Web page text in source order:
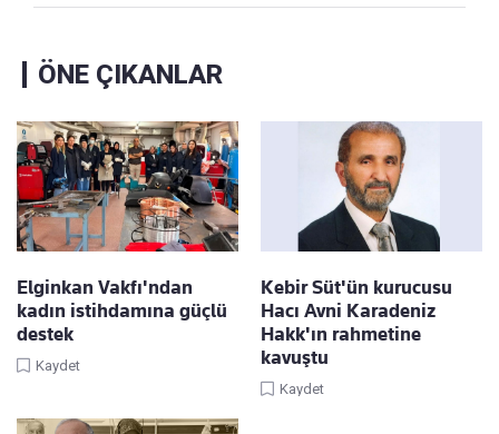
ÖNE ÇIKANLAR
Elginkan Vakfı'ndan
kadın istihdamına güçlü
destek
Kaydet
Kebir Süt'ün kurucusu
Hacı Avni Karadeniz
Hakk'ın rahmetine
kavuştu
Kaydet